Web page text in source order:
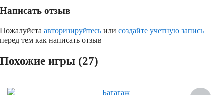
Написать отзыв
Пожалуйста авторизируйтесь или создайте учетную запись
перед тем как написать отзыв
Похожие игры (27)